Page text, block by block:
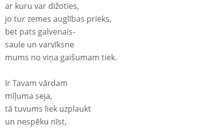
ar kuru var dižoties,
jo tur zemes auglības prieks,
bet pats galvenais-
saule un varvīksne
mums no viņa gaišumam tiek.
Ir Tavam vārdam
mīļuma seja,
tā tuvums liek uzplaukt
un nespēku nīst,